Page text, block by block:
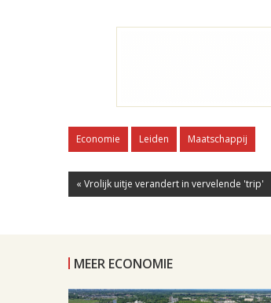
Economie Leiden Maatschappij
« Vrolijk uitje verandert in vervelende 'trip'
MEER ECONOMIE